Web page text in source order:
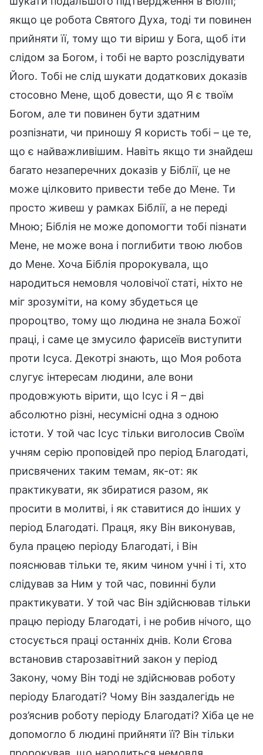
якщо це робота Святого Духа, тоді ти повинен
прийняти її, тому що ти віриш у Бога, щоб іти
слідом за Богом, і тобі не варто розслідувати
Його. Тобі не слід шукати додаткових доказів
стосовно Мене, щоб довести, що Я є твоїм
Богом, але ти повинен бути здатним
розпізнати, чи приношу Я користь тобі – це те,
що є найважливішим. Навіть якщо ти знайдеш
багато незаперечних доказів у Біблії, це не
може цілковито привести тебе до Мене. Ти
просто живеш у рамках Біблії, а не переді
Мною; Біблія не може допомогти тобі пізнати
Мене, не може вона і поглибити твою любов
до Мене. Хоча Біблія пророкувала, що
народиться немовля чоловічої статі, ніхто не
міг зрозуміти, на кому збудеться це
пророцтво, тому що людина не знала Божої
праці, і саме це змусило фарисеїв виступити
проти Ісуса. Декотрі знають, що Моя робота
слугує інтересам людини, але вони
продовжують вірити, що Ісус і Я – дві
абсолютно різні, несумісні одна з одною
істоти. У той час Ісус тільки виголосив Своїм
учням серію проповідей про період Благодаті,
присвячених таким темам, як-от: як
практикувати, як збиратися разом, як
просити в молитві, і як ставитися до інших у
період Благодаті. Праця, яку Він виконував,
була працею періоду Благодаті, і Він
пояснював тільки те, яким чином учні і ті, хто
слідував за Ним у той час, повинні були
практикувати. У той час Він здійснював тільки
працю періоду Благодаті, і не робив нічого, що
стосується праці останніх днів. Коли Єгова
встановив старозавітний закон у період
Закону, чому Він тоді не здійснював роботу
періоду Благодаті? Чому Він заздалегідь не
роз’яснив роботу періоду Благодаті? Хіба це не
допомогло б людині прийняти її? Він тільки